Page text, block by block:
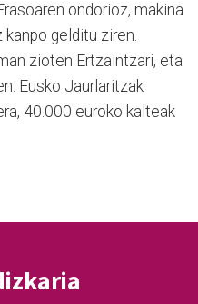
ondorioz, makina
gelditu ziren.
zioten Ertzaintzari, eta
Eusko Jaurlaritzak
40.000 euroko kalteak